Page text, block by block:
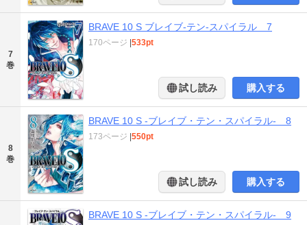
7
巻
BRAVE 10 S ブレイブ-テン-スパイラル 7
170ページ 533pt
試し読み 購入する
8
巻
BRAVE 10 S -ブレイブ・テン・スパイラル- 8
173ページ 550pt
試し読み 購入する
BRAVE 10 S -ブレイブ・テン・スパイラル- 9